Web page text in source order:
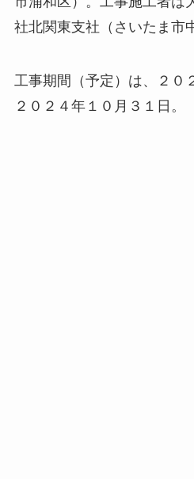
社北関東支社（さいたま市
工事期間（予定）は、２０
２０２４年１０月３１日。